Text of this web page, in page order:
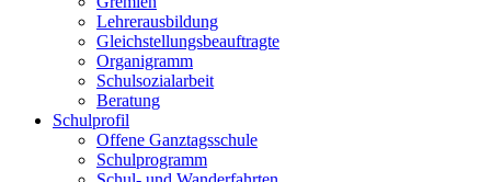
Lehrerausbildung
Gleichstellungsbeauftragte
Organigramm
Schulsozialarbeit
Beratung
Schulprofil
Offene Ganztagsschule
Schulprogramm